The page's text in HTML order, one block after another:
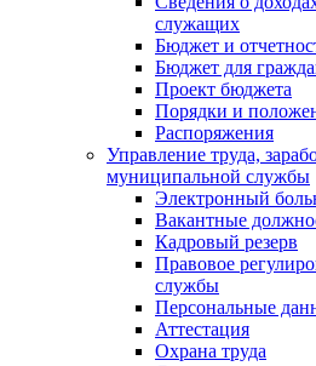
служащих
Бюджет и
Бюджет для
Проект бюджета
Порядки и
Распоряжения
Управление труда,
муниципальной службы
Электронный
Вакантные
Кадровый резерв
Правовое
службы
Персональные
Аттестация
Охрана труда